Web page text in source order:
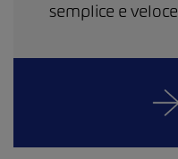
semplice e veloce